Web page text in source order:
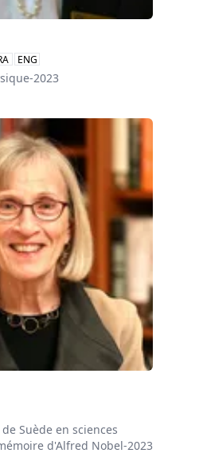
ENG
2023
Suède en sciences
d'Alfred Nobel-2023